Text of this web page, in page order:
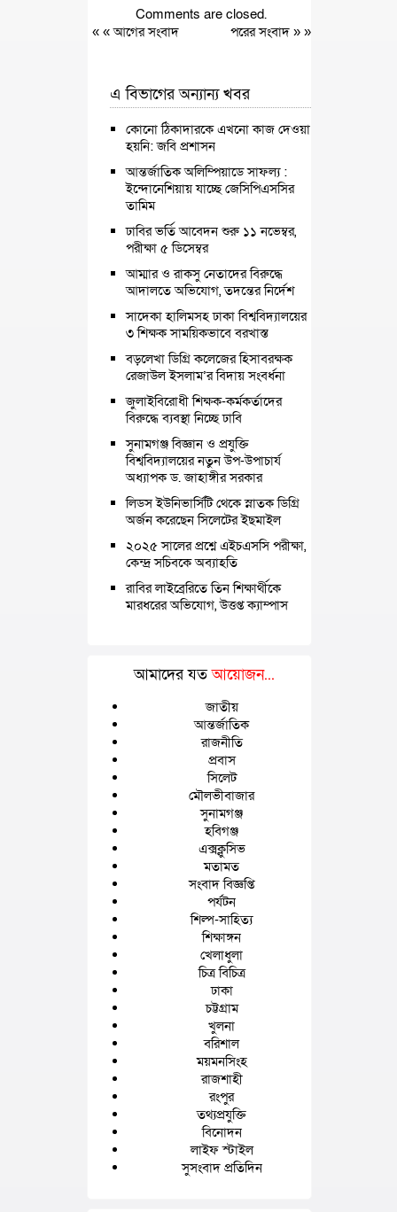
Comments are closed.
« «আগের সংবাদ পরের সংবাদ » »
এ বিভাগের অন্যান্য খবর
কোনো ঠিকাদারকে এখনো কাজ দেওয়া
হয়নি: জবি প্রশাসন
আন্তর্জাতিক অলিম্পিয়াডে সাফল্য :
ইন্দোনেশিয়ায় যাচ্ছে জেসিপিএসসির
তামিম
ঢাবির ভর্তি আবেদন শুরু ১১ নভেম্বর,
পরীক্ষা ৫ ডিসেম্বর
আম্মার ও রাকসু নেতাদের বিরুদ্ধে
আদালতে অভিযোগ, তদন্তের নির্দেশ
সাদেকা হালিমসহ ঢাকা বিশ্ববিদ্যালয়ের
৩ শিক্ষক সাময়িকভাবে বরখাস্ত
বড়লেখা ডিগ্রি কলেজের হিসাবরক্ষক
রেজাউল ইসলাম’র বিদায় সংবর্ধনা
জুলাইবিরোধী শিক্ষক-কর্মকর্তাদের
বিরুদ্ধে ব্যবস্থা নিচ্ছে ঢাবি
সুনামগঞ্জ বিজ্ঞান ও প্রযুক্তি
বিশ্ববিদ্যালয়ের নতুন উপ-উপাচার্য
অধ্যাপক ড. জাহাঙ্গীর সরকার
লিডস ইউনিভার্সিটি থেকে স্নাতক ডিগ্রি
অর্জন করেছেন সিলেটের ইছমাইল
২০২৫ সালের প্রশ্নে এইচএসসি পরীক্ষা,
কেন্দ্র সচিবকে অব্যাহতি
রাবির লাইব্রেরিতে তিন শিক্ষার্থীকে
মারধরের অভিযোগ, উত্তপ্ত ক্যাম্পাস
আমাদের যতআয়োজন...
জাতীয়
আন্তর্জাতিক
রাজনীতি
প্রবাস
সিলেট
মৌলভীবাজার
সুনামগঞ্জ
হবিগঞ্জ
এক্সক্লুসিভ
মতামত
সংবাদ বিজ্ঞপ্তি
পর্যটন
শিল্প-সাহিত্য
শিক্ষাঙ্গন
খেলাধুলা
চিত্র বিচিত্র
ঢাকা
চট্টগ্রাম
খুলনা
বরিশাল
ময়মনসিংহ
রাজশাহী
রংপুর
তথ্যপ্রযুক্তি
বিনোদন
লাইফ স্টাইল
সুসংবাদ প্রতিদিন